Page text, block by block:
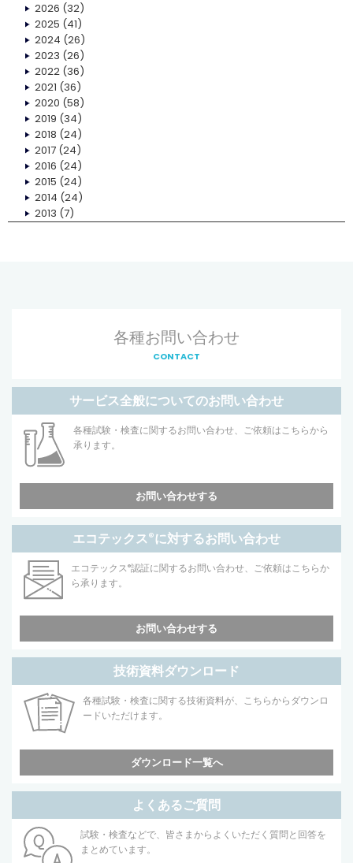
2026 (32)
2025 (41)
2024 (26)
2023 (26)
2022(36)
2021 (36)
2020 (58)
2019 (34)
2018 (24)
2017(24)
2016 (24)
2015 (24)
2014 (24)
2013 (7)
各種お問い合わせ
CONTACT
サービス全般についてのお問い合わせ
各種試験・検査に関するお問い合わせ、ご依頼はこちらから
承ります。
お問い合わせする
エコテックス®に対するお問い合わせ
エコテックス®認証に関するお問い合わせ、ご依頼はこちらか
ら承ります。
お問い合わせする
技術資料ダウンロード
各種試験・検査に関する技術資料が、こちらからダウンロ
ードいただけます。
ダウンロード一覧へ
よくあるご質問
試験・検査などで、皆さまからよくいただく質問と回答を
まとめています。